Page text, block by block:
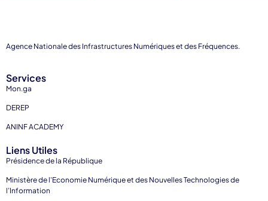
Agence Nationale des Infrastructures Numériques et des Fréquences.
Services
Mon.ga
DEREP
ANINF ACADEMY
Liens Utiles
Présidence de la République
Ministère de l'Economie Numérique et des Nouvelles Technologies de
l’Information